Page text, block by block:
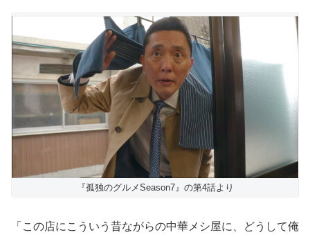
『孤独のグルメSeason7』の第4話より
「この店にこういう昔ながらの中華メシ屋に、どうして俺